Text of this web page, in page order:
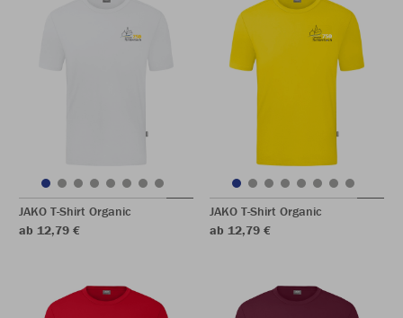
JAKO T-Shirt Organic
ab 12,79 €
JAKO T-Shirt Organic
ab 12,79 €